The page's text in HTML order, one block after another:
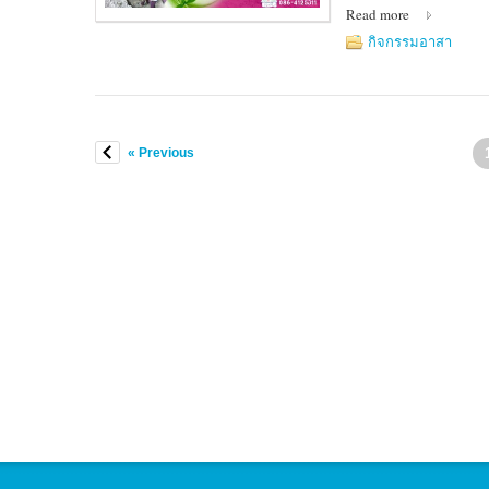
บวร
พุทธาวาส
Read more
กิจกรรมอาสา
« Previous